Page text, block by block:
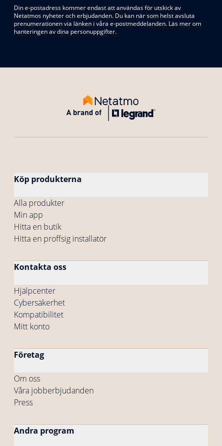
Din e-postadress kommer endast att användas för utskick av
Netatmos nyheter och erbjudanden. Du kan när som helst avsluta
prenumerationen via länken i våra e-postmeddelanden. Läs mer om
hanteringen av dina personuppgifter.
Köp produkterna
Alla produkter
Min app
Hitta en butik
Hitta en proffsig installatör
Kontakta oss
Hjälpcenter
Cybersäkerhet
Kompatibilitet
Mitt konto
Företag
Om oss
Våra jobberbjudanden
Press
Andra program